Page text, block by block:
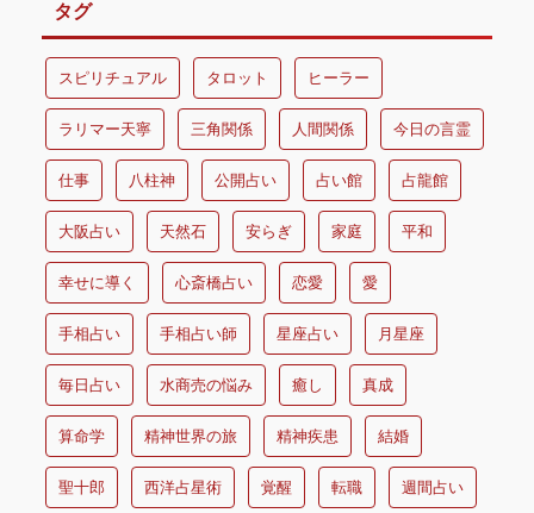
タグ
スピリチュアル タロット ヒーラー
ラリマー天寧 三角関係 人間関係 今日の言霊
仕事 八柱神 公開占い 占い館 占龍館
大阪占い 天然石 安らぎ 家庭 平和
幸せに導く 心斎橋占い 恋愛 愛
手相占い 手相占い師 星座占い 月星座
毎日占い 水商売の悩み 癒し 真成
算命学 精神世界の旅 精神疾患 結婚
聖十郎 西洋占星術 覚醒 転職 週間占い